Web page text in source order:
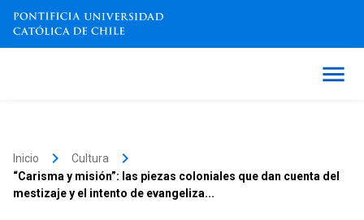
Inicio keyboard_arrow_right Cultura keyboard_arrow_right
“Carisma y misión”: las piezas coloniales que dan cuenta del
mestizaje y el intento de evangeliza...